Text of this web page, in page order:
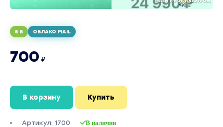
5 Б ОБЛАКО MAIL
700 ₽
В корзину Купить
Артикул: 1700 В наличии